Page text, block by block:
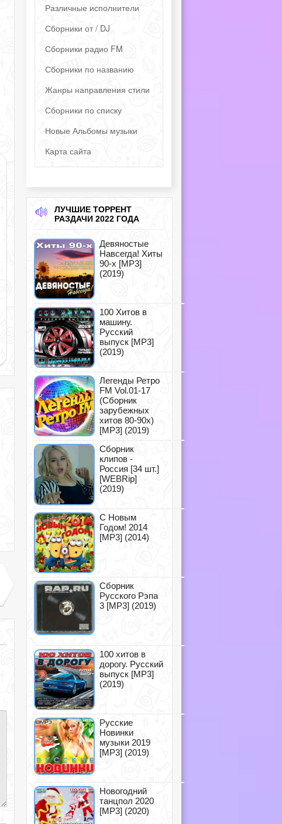
Различные исполнители
Сборники от / DJ
Сборники радио FM
Сборники по названию
Жанры направления стили
Сборники по списку
Новые Альбомы музыки
Карта сайта
ЛУЧШИЕ ТОРРЕНТ
РАЗДАЧИ 2022 ГОДА
Девяностые
Навсегда! Хиты
90-х [MP3]
(2019)
100 Хитов в
машину.
Русский
выпуск [MP3]
(2019)
Легенды Ретро
FM Vol.01-17
(Сборник
зарубежных
хитов 80-90х)
[MP3] (2019)
Сборник
клипов -
Россия [34 шт.]
[WEBRip]
(2019)
С Новым
Годом! 2014
[MP3] (2014)
Сборник
Русского Рэпа
3 [MP3] (2019)
100 хитов в
дорогу. Русский
выпуск [MP3]
(2019)
Русские
Новинки
музыки 2019
[MP3] (2019)
Новогодний
танцпол 2020
[MP3] (2020)